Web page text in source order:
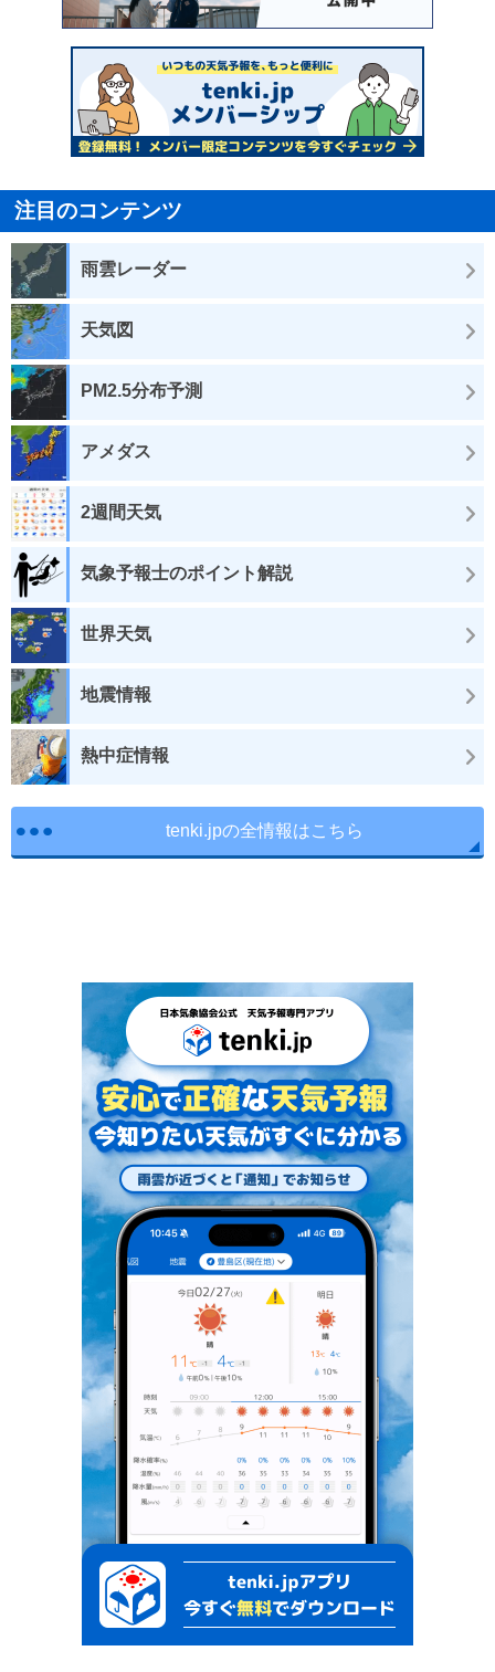
注目のコンテンツ
雨雲レーダー
天気図
PM2.5分布予測
アメダス
2週間天気
気象予報士のポイント解説
世界天気
地震情報
熱中症情報
tenki.jpの全情報はこちら